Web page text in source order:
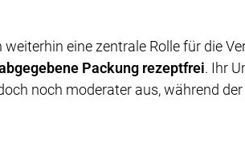
weiterhin eine zentrale Rolle für die
Packung rezeptfrei. Ihr
noch moderater aus, während